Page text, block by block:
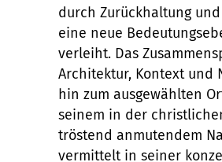
durch Zurückhaltung
eine neue
verleiht. Das
Architektur, Kontext und
hin zum ausgewählten
seinem in der
tröstend anmutendem
vermittelt in seiner